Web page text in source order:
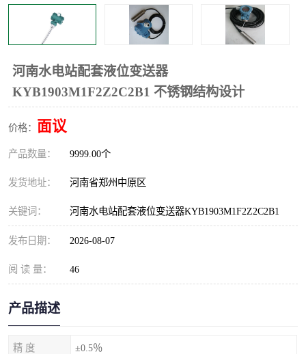
河南水电站配套液位变送器
KYB1903M1F2Z2C2B1 不锈钢结构设计
价格： 面议
产品数量： 9999.00个
发货地址： 河南省郑州中原区
关键词： 河南水电站配套液位变送器KYB1903M1F2Z2C2B1
发布日期： 2026-08-07
阅 读 量： 46
产品描述
精 度 ±0.5％